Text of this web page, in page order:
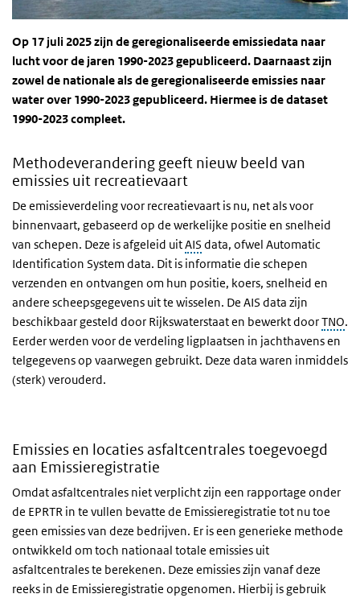
Op 17 juli 2025 zijn de geregionaliseerde emissiedata naar
lucht voor de jaren 1990-2023 gepubliceerd. Daarnaast zijn
zowel de nationale als de geregionaliseerde emissies naar
water over 1990-2023 gepubliceerd. Hiermee is de dataset
1990-2023 compleet.
Methodeverandering geeft nieuw beeld van
emissies uit recreatievaart
De emissieverdeling voor recreatievaart is nu, net als voor
binnenvaart, gebaseerd op de werkelijke positie en snelheid
van schepen. Deze is afgeleid uitAIS data, ofwel Automatic
Identification System data. Dit is informatie die schepen
verzenden en ontvangen om hun positie, koers, snelheid en
andere scheepsgegevens uit te wisselen. De AIS data zijn
beschikbaar gesteld door Rijkswaterstaat en bewerkt doorTNO.
Eerder werden voor de verdeling ligplaatsen in jachthavens en
telgegevens op vaarwegen gebruikt. Deze data waren inmiddels
(sterk) verouderd.
Emissies en locaties asfaltcentrales toegevoegd
aan Emissieregistratie
Omdat asfaltcentrales niet verplicht zijn een rapportage onder
de EPRTR in te vullen bevatte de Emissieregistratie tot nu toe
geen emissies van deze bedrijven. Er is een generieke methode
ontwikkeld om toch nationaal totale emissies uit
asfaltcentrales te berekenen. Deze emissies zijn vanaf deze
reeks in de Emissieregistratie opgenomen. Hierbij is gebruik